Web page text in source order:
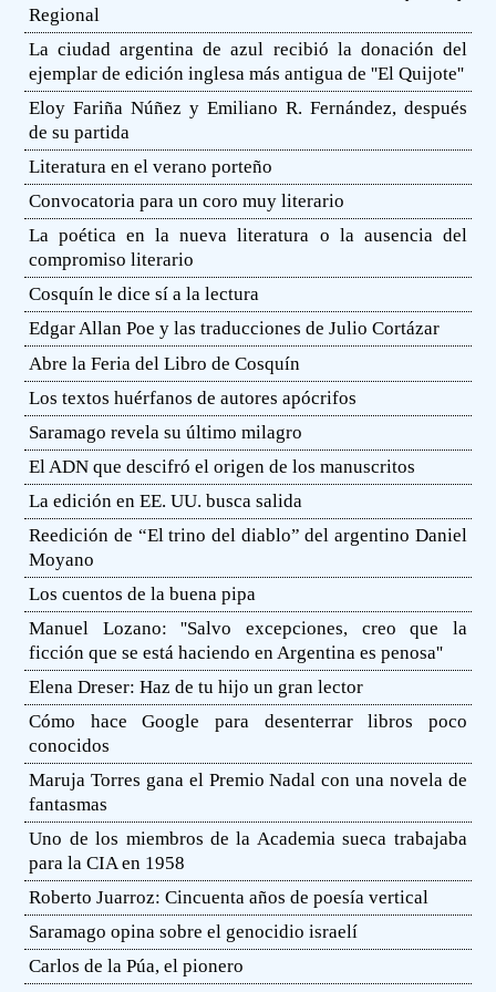
Regional
La ciudad argentina de azul recibió la donación del
ejemplar de edición inglesa más antigua de ''El Quijote''
Eloy Fariña Núñez y Emiliano R. Fernández, después
de su partida
Literatura en el verano porteño
Convocatoria para un coro muy literario
La poética en la nueva literatura o la ausencia del
compromiso literario
Cosquín le dice sí a la lectura
Edgar Allan Poe y las traducciones de Julio Cortázar
Abre la Feria del Libro de Cosquín
Los textos huérfanos de autores apócrifos
Saramago revela su último milagro
El ADN que descifró el origen de los manuscritos
La edición en EE. UU. busca salida
Reedición de “El trino del diablo” del argentino Daniel
Moyano
Los cuentos de la buena pipa
Manuel Lozano: ''Salvo excepciones, creo que la
ficción que se está haciendo en Argentina es penosa''
Elena Dreser: Haz de tu hijo un gran lector
Cómo hace Google para desenterrar libros poco
conocidos
Maruja Torres gana el Premio Nadal con una novela de
fantasmas
Uno de los miembros de la Academia sueca trabajaba
para la CIA en 1958
Roberto Juarroz: Cincuenta años de poesía vertical
Saramago opina sobre el genocidio israelí
Carlos de la Púa, el pionero